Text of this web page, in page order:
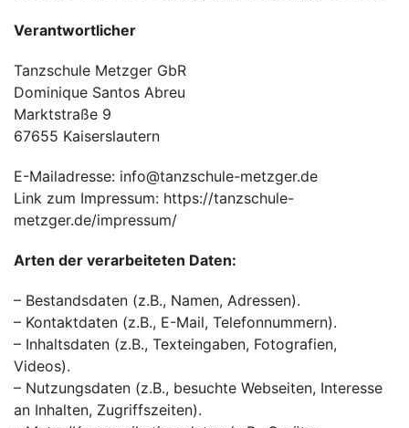
Verantwortlicher
Tanzschule Metzger GbR
Dominique Santos Abreu
Marktstraße 9
67655 Kaiserslautern
E-Mailadresse: info@tanzschule-metzger.de
Link zum Impressum: https://tanzschule-
metzger.de/impressum/
Arten der verarbeiteten Daten:
– Bestandsdaten (z.B., Namen, Adressen).
– Kontaktdaten (z.B., E-Mail, Telefonnummern).
– Inhaltsdaten (z.B., Texteingaben, Fotografien,
Videos).
– Nutzungsdaten (z.B., besuchte Webseiten, Interesse
an Inhalten, Zugriffszeiten).